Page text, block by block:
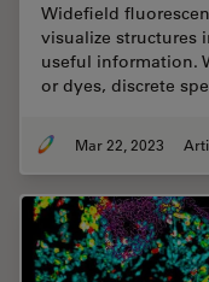
Widefield
visualize structures
useful information.
or dyes, discrete
Mar 22, 2023